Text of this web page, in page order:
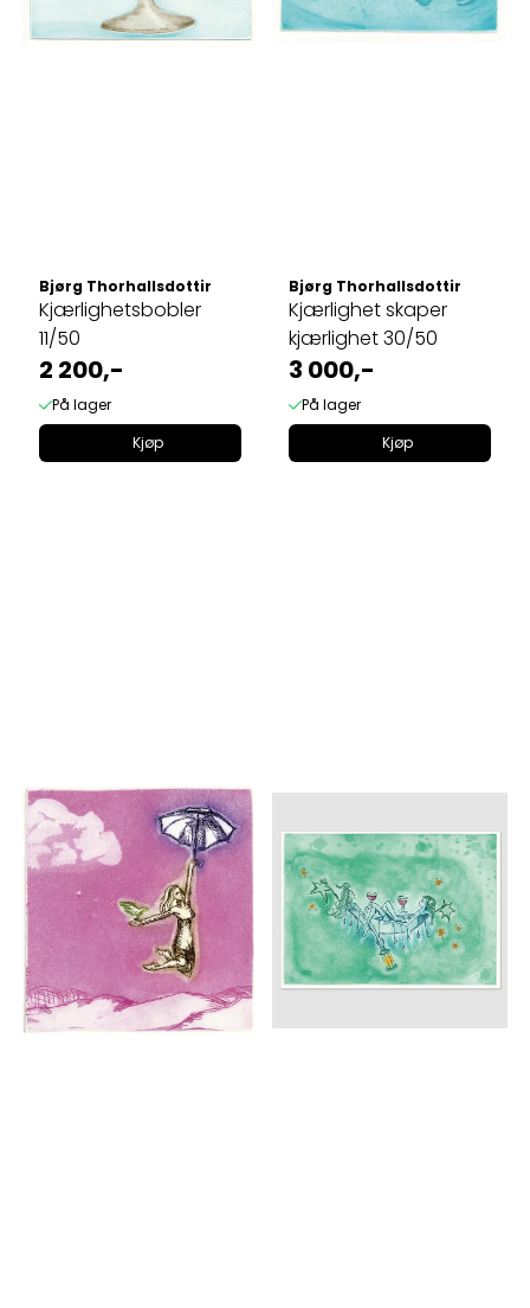
Bjørg Thorhallsdottir
Kjærlighetsbobler
11/50
2 200,-
På lager
Kjøp
Bjørg Thorhallsdottir
Kjærlighet skaper
kjærlighet 30/50
3 000,-
På lager
Kjøp